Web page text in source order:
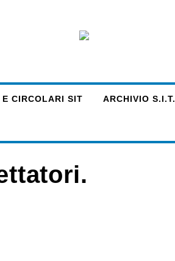
CIRCOLARI SIT ARCHIVIO S.I.T.